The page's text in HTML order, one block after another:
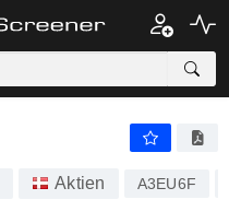
Aktien A3EU6F